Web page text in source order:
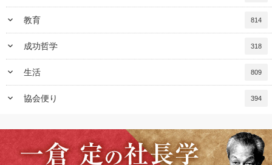
keyboard_arrow_down 教育 814
keyboard_arrow_down 成功哲学 318
keyboard_arrow_down 生活 809
keyboard_arrow_down 協会便り 394